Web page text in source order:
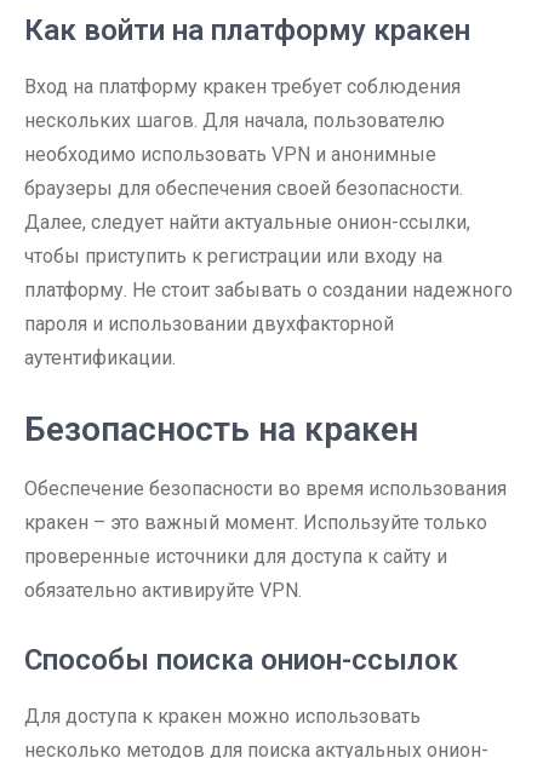
Как войти на платформу кракен
Вход на платформу кракен требует соблюдения
нескольких шагов. Для начала, пользователю
необходимо использовать VPN и анонимные
браузеры для обеспечения своей безопасности.
Далее, следует найти актуальные онион-ссылки,
чтобы приступить к регистрации или входу на
платформу. Не стоит забывать о создании надежного
пароля и использовании двухфакторной
аутентификации.
Безопасность на кракен
Обеспечение безопасности во время использования
кракен – это важный момент. Используйте только
проверенные источники для доступа к сайту и
обязательно активируйте VPN.
Способы поиска онион-ссылок
Для доступа к кракен можно использовать
несколько методов для поиска актуальных онион-